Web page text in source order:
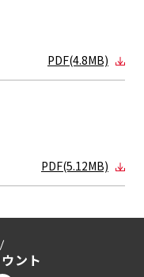
PDF(4.8MB)
PDF(5.12MB)
ント